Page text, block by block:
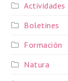
Actividades
Boletines
Formación
Natura